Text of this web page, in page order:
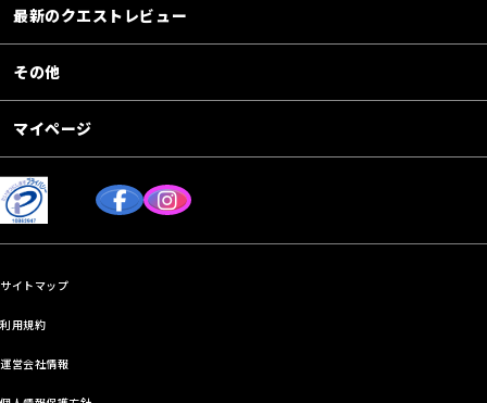
最新のクエストレビュー
その他
マイページ
サイトマップ
利用規約
運営会社情報